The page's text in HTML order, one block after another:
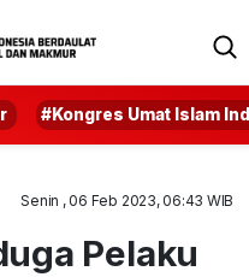
#Kongres Umat Islam
Senin , 06 Feb 2023, 06:43 WIB
Pelaku